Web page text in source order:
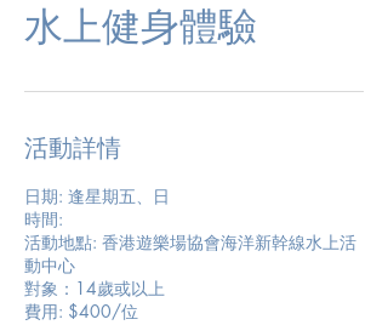
水上健身體驗
活動詳情
日期: 逢星期五、日
時間:
活動地點: 香港遊樂場協會海洋新幹線水上活
動中心
對象：14歲或以上
費用: $400/位